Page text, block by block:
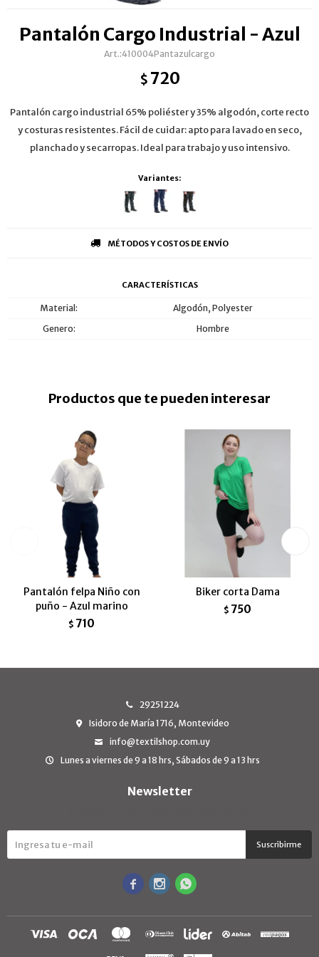
Pantalón Cargo Industrial - Azul
410004Pantazulcargo
$ 720
Pantalón cargo industrial 65% poliéster y 35% algodón, corte recto
y costuras resistentes. Fácil de cuidar: apto para lavado en seco,
planchado y secarropas. Ideal para trabajo y uso intensivo.
Variantes:
MÉTODOS Y COSTOS DE ENVÍO
CARACTERÍSTICAS
Material
Algodón, Polyester
Genero
Hombre
Productos que te pueden interesar
Pantalón felpa Niño con
puño - Azul marino
$ 710
Biker corta Dama
$ 750
29251224
Isidoro de María 1716, Montevideo
info@textilshop.com.uy
Lunes a viernes de 9 a 18 hrs, Sábados de 9 a 13 hrs
Newsletter
Suscribirme
  